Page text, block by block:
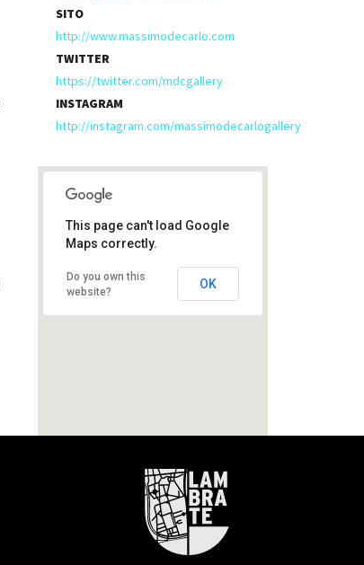
SITO
http://www.massimodecarlo.com
TWITTER
https://twitter.com/mdcgallery
INSTAGRAM
http://instagram.com/massimodecarlogallery
Massimo De Carlo
This page can't load Google
Maps correctly.
Do you own this
website?
OK